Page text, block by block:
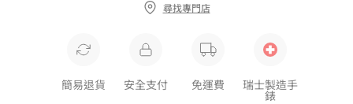
尋找專門店
簡易退貨 安全支付 免運費 瑞士製造手
錶